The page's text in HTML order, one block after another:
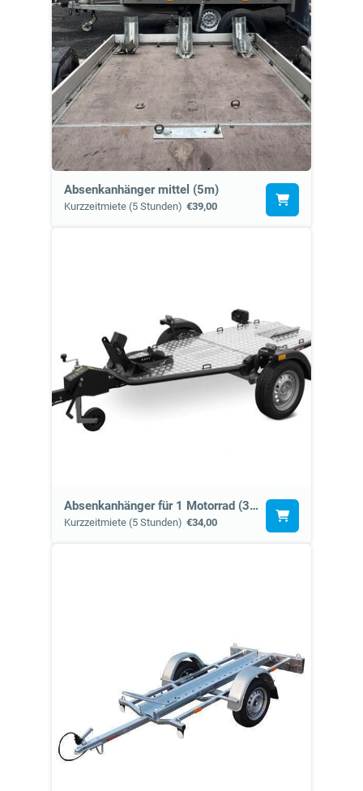
Absenkanhänger mittel (5m)
Kurzzeitmiete (5 Stunden) €39,00
Absenkanhänger für 1 Motorrad (3e, 3h)
Kurzzeitmiete (5 Stunden) €34,00